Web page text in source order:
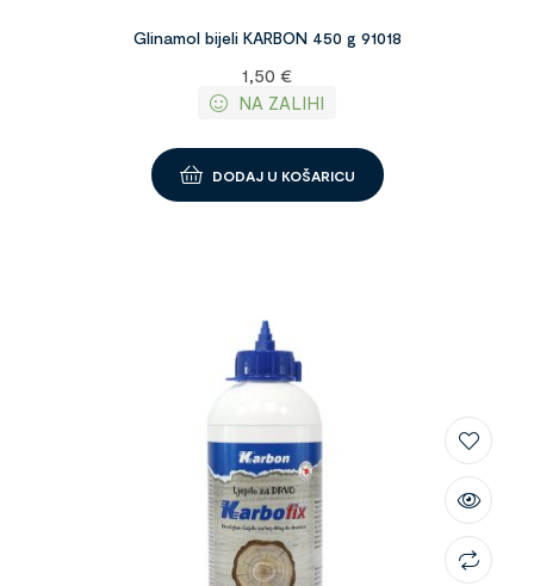
Glinamol bijeli KARBON 450 g 91018
1,50 €
NA ZALIHI
DODAJ U KOŠARICU